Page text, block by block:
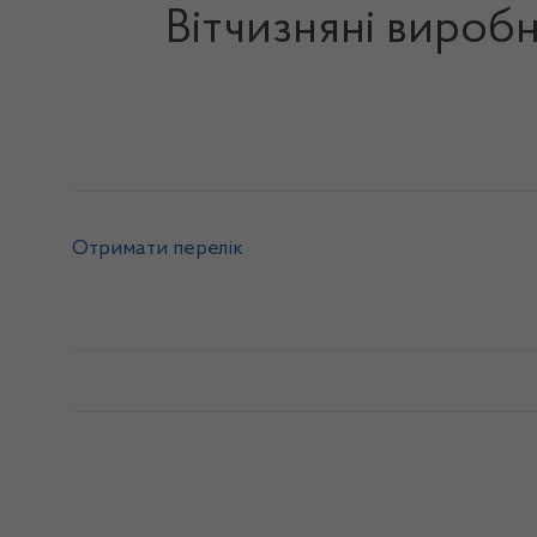
Вітчизняні
Отримати перелік